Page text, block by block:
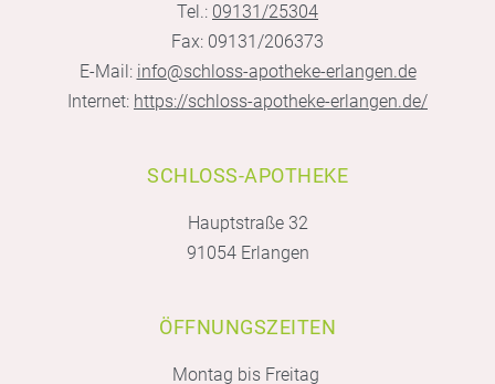
Tel.: 09131/25304
Fax: 09131/206373
E-Mail: info@schloss-apotheke-erlangen.de
Internet: https://schloss-apotheke-erlangen.de/
SCHLOSS-APOTHEKE
Hauptstraße 32
91054 Erlangen
ÖFFNUNGSZEITEN
Montag bis Freitag